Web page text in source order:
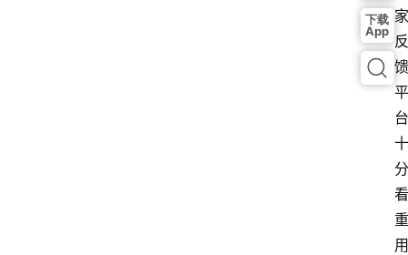
家
反
馈
平
台
十
分
看
重
用
下载
App